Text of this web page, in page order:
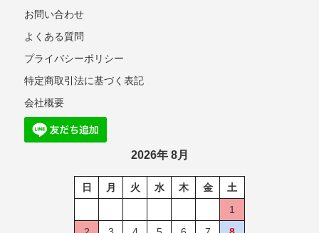
お問い合わせ
よくある質問
プライバシーポリシー
特定商取引法に基づく表記
会社概要
2026年 8月
日 月 火 水 木 金
土
1